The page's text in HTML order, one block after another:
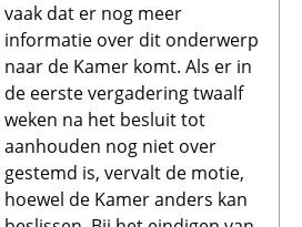
vaak dat er nog meer
informatie over dit onderwerp
naar de Kamer komt. Als er in
de eerste vergadering twaalf
weken na het besluit tot
aanhouden nog niet over
gestemd is, vervalt de motie,
hoewel de Kamer anders kan